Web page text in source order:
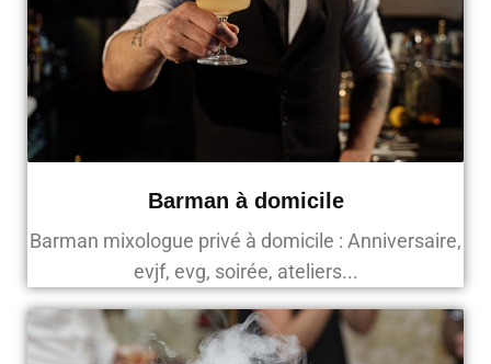
Barman à domicile
Barman mixologue privé à domicile : Anniversaire,
evjf, evg, soirée, ateliers...